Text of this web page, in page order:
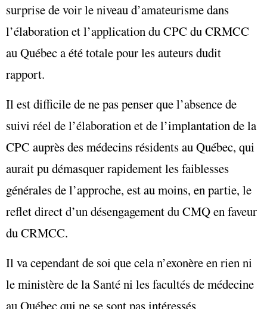
surprise de voir le niveau d’amateurisme dans
l’élaboration et l’application du CPC du CRMCC
au Québec a été totale pour les auteurs dudit
rapport.
Il est difficile de ne pas penser que l’absence de
suivi réel de l’élaboration et de l’implantation de la
CPC auprès des médecins résidents au Québec, qui
aurait pu démasquer rapidement les faiblesses
générales de l’approche, est au moins, en partie, le
reflet direct d’un désengagement du CMQ en faveur
du CRMCC.
Il va cependant de soi que cela n’exonère en rien ni
le ministère de la Santé ni les facultés de médecine
au Québec qui ne se sont pas intéressés